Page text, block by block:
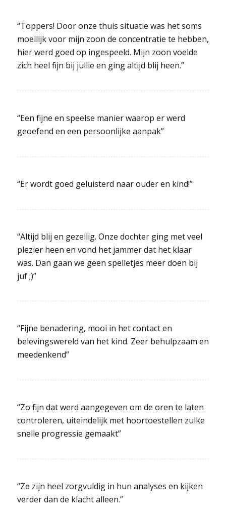
“Toppers! Door onze thuis situatie was het soms
moeilijk voor mijn zoon de concentratie te hebben,
hier werd goed op ingespeeld. Mijn zoon voelde
zich heel fijn bij jullie en ging altijd blij heen.”
“Een fijne en speelse manier waarop er werd
geoefend en een persoonlijke aanpak”
“Er wordt goed geluisterd naar ouder en kind!”
“Altijd blij en gezellig. Onze dochter ging met veel
plezier heen en vond het jammer dat het klaar
was. Dan gaan we geen spelletjes meer doen bij
juf ;)”
“Fijne benadering, mooi in het contact en
belevingswereld van het kind. Zeer behulpzaam en
meedenkend”
“Zo fijn dat werd aangegeven om de oren te laten
controleren, uiteindelijk met hoortoestellen zulke
snelle progressie gemaakt”
“Ze zijn heel zorgvuldig in hun analyses en kijken
verder dan de klacht alleen.”